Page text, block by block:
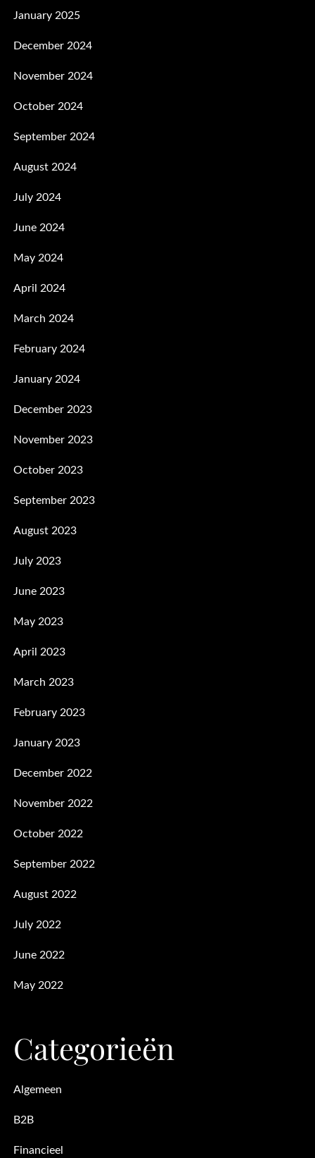
January 2025
December 2024
November 2024
October 2024
September 2024
August 2024
July 2024
June 2024
May 2024
April 2024
March 2024
February 2024
January 2024
December 2023
November 2023
October 2023
September 2023
August 2023
July 2023
June 2023
May 2023
April 2023
March 2023
February 2023
January 2023
December 2022
November 2022
October 2022
September 2022
August 2022
July 2022
June 2022
May 2022
Categorieën
Algemeen
B2B
Financieel